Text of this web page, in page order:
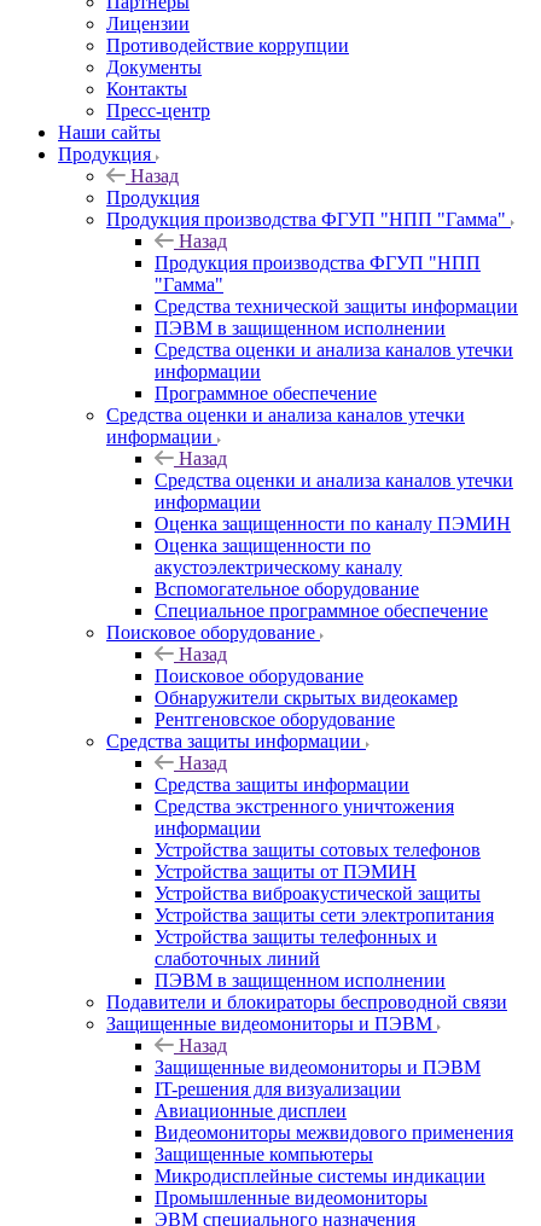
Лицензии
Противодействие коррупции
Документы
Контакты
Пресс-центр
Наши сайты
Продукция
Назад
Продукция
Продукция производства ФГУП "НПП "Гамма"
Назад
Продукция производства ФГУП "НПП
"Гамма"
Средства технической защиты информации
ПЭВМ в защищенном исполнении
Средства оценки и анализа каналов утечки
информации
Программное обеспечение
Средства оценки и анализа каналов утечки
информации
Назад
Средства оценки и анализа каналов утечки
информации
Оценка защищенности по каналу ПЭМИН
Оценка защищенности по
акустоэлектрическому каналу
Вспомогательное оборудование
Специальное программное обеспечение
Поисковое оборудование
Назад
Поисковое оборудование
Обнаружители скрытых видеокамер
Рентгеновское оборудование
Средства защиты информации
Назад
Средства защиты информации
Средства экстренного уничтожения
информации
Устройства защиты сотовых телефонов
Устройства защиты от ПЭМИН
Устройства виброакустической защиты
Устройства защиты сети электропитания
Устройства защиты телефонных и
слаботочных линий
ПЭВМ в защищенном исполнении
Подавители и блокираторы беспроводной связи
Защищенные видеомониторы и ПЭВМ
Назад
Защищенные видеомониторы и ПЭВМ
IT-решения для визуализации
Авиационные дисплеи
Видеомониторы межвидового применения
Защищенные компьютеры
Микродисплейные системы индикации
Промышленные видеомониторы
ЭВМ специального назначения